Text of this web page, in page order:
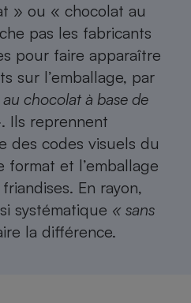
» ou « chocolat au
pas les fabricants
pour faire apparaître
sur l’emballage, par
chocolat à base de
. Ils reprennent
des codes visuels du
et l’emballage
En rayon,
systématique « sans
la différence.